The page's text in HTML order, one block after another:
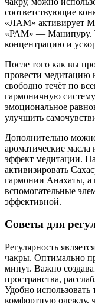
соответствующие
«ЛАМ» активирует
«РАМ» — Манипуру.
концентрацию и
После того как вы
провести медитацию
свободно течёт по
гармоничную
эмоциональное
улучшить
Дополнительно
ароматические
эффект медитации.
активизировать
гармонии Анахаты, а
вспомогательные
эффективной.
Советы для
Регулярность
чакры. Оптимально
минут. Важно
пространства,
Удобно использовать
комфортную одежду,